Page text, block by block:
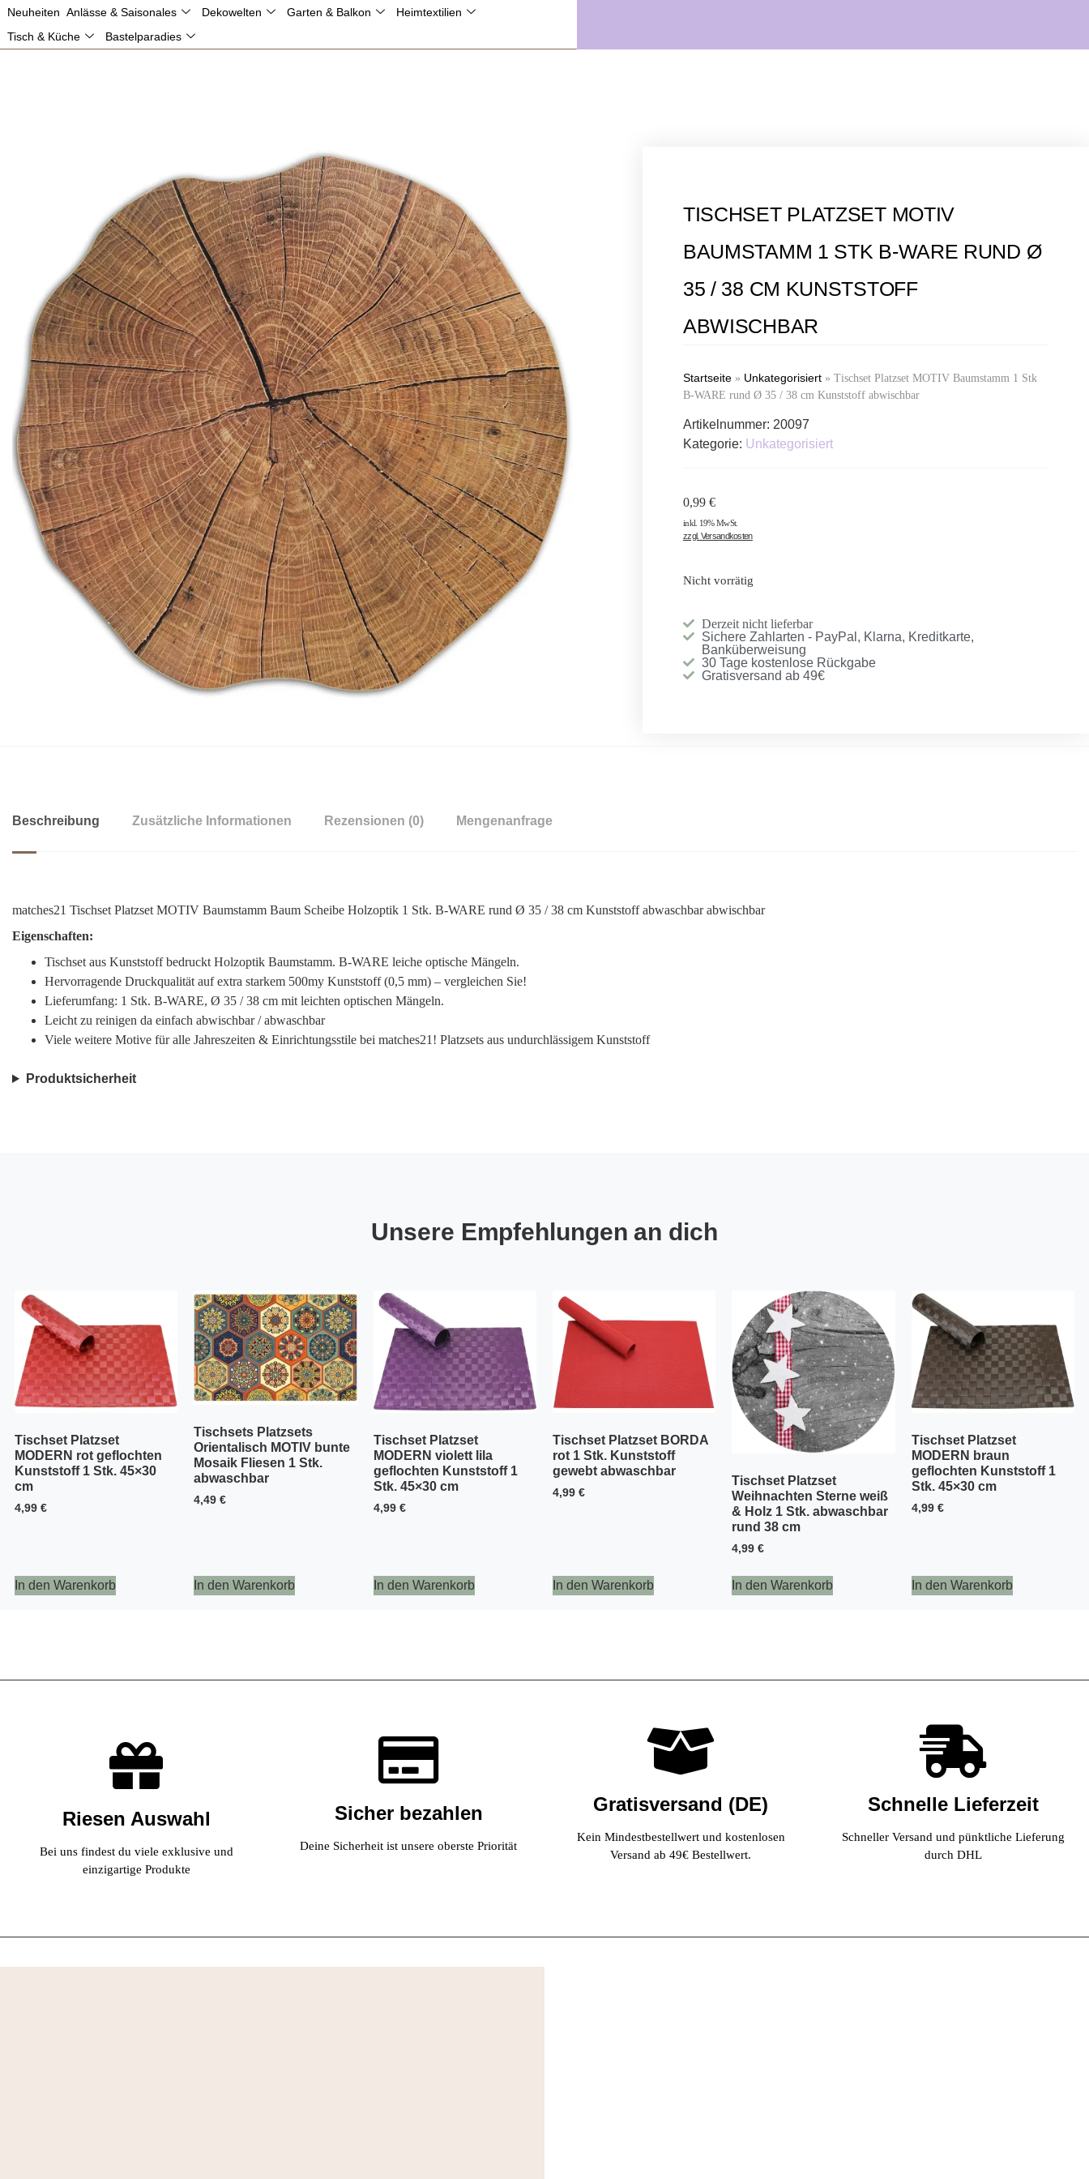
Neuheiten Anlässe & Saisonales Dekowelten Garten & Balkon
Heimtextilien
Tisch & Küche
Bastelparadies
SALE
0,00€
TISCHSET PLATZSET MOTIV
BAUMSTAMM 1 STK B-WARE RUND Ø
35 / 38 CM KUNSTSTOFF
ABWISCHBAR
Startseite» Unkategorisiert» Tischset Platzset MOTIV Baumstamm 1 Stk
B-WARE rund Ø 35 / 38 cm Kunststoff abwischbar
Artikelnummer: 20097
Kategorie: Unkategorisiert
0,99 €
inkl. 19% MwSt.
zzgl. Versandkosten
Nicht vorrätig
Derzeit nicht lieferbar
Sichere Zahlarten - PayPal, Klarna, Kreditkarte,
Banküberweisung
30 Tage kostenlose Rückgabe
Gratisversand ab 49€
Beschreibung Zusätzliche Informationen Rezensionen (0) Mengenanfrage
matches21 Tischset Platzset MOTIV Baumstamm Baum Scheibe Holzoptik 1 Stk. B-WARE rund Ø 35 / 38 cm Kunststoff abwaschbar abwischbar
Eigenschaften:
Tischset aus Kunststoff bedruckt Holzoptik Baumstamm. B-WARE leiche optische Mängeln.
Hervorragende Druckqualität auf extra starkem 500my Kunststoff (0,5 mm) – vergleichen Sie!
Lieferumfang: 1 Stk. B-WARE, Ø 35 / 38 cm mit leichten optischen Mängeln.
Leicht zu reinigen da einfach abwischbar / abwaschbar
Viele weitere Motive für alle Jahreszeiten & Einrichtungsstile bei matches21! Platzsets aus undurchlässigem Kunststoff
Produktsicherheit
Unsere Empfehlungen an dich
Tischset Platzset
MODERN rot geflochten
Kunststoff 1 Stk. 45×30
cm
4,99 €
In den Warenkorb
Tischsets Platzsets
Orientalisch MOTIV bunte
Mosaik Fliesen 1 Stk.
abwaschbar
4,49€
In den Warenkorb
Tischset Platzset
MODERN violett lila
geflochten Kunststoff 1
Stk. 45×30 cm
4,99 €
In den Warenkorb
Tischset Platzset BORDA
rot 1 Stk. Kunststoff
gewebt abwaschbar
4,99 €
In den Warenkorb
Tischset Platzset
Weihnachten Sterne weiß
& Holz 1 Stk. abwaschbar
rund 38 cm
4,99€
In den Warenkorb
Tischset Platzset
MODERN braun
geflochten Kunststoff 1
Stk. 45×30 cm
4,99 €
In den Warenkorb
Riesen Auswahl
Bei uns findest du viele exklusive und
einzigartige Produkte
Sicher bezahlen
Deine Sicherheit ist unsere oberste Priorität
Gratisversand (DE)
Kein Mindestbestellwert und kostenlosen
Versand ab 49€ Bestellwert.
Schnelle Lieferzeit
Schneller Versand und pünktliche Lieferung
durch DHL